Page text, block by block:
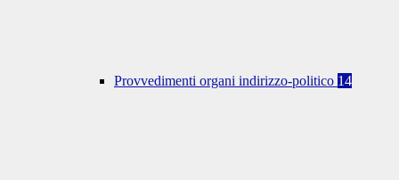
Provvedimenti organi indirizzo-politico 14